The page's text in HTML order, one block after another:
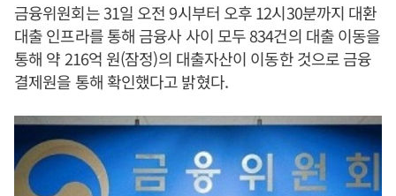
금융위원회는 31일 오전 9시부터 오후 12시30분까지 대환
대출 인프라를 통해 금융사 사이 모두 834건의 대출 이동을
통해 약 216억 원(잠정)의 대출자산이 이동한 것으로 금융
결제원을 통해 확인했다고 밝혔다.